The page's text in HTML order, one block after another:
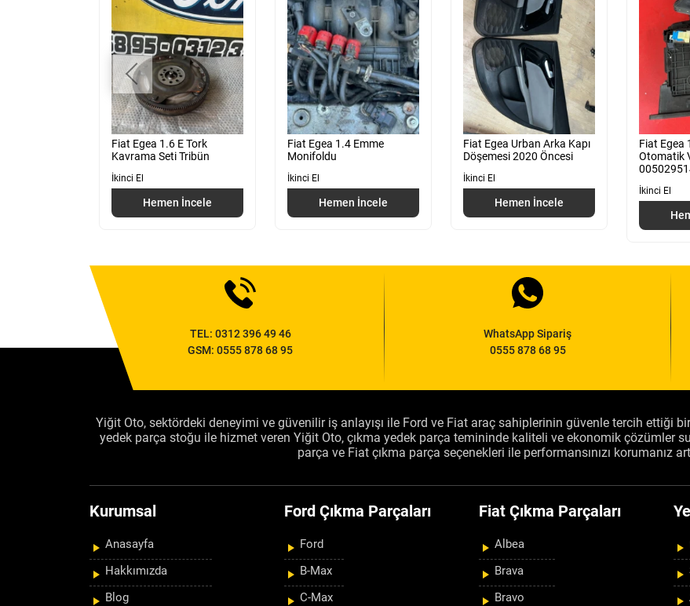
Fiat Egea 1.6 E Tork
Kavrama Seti Tribün
İkinci El
Hemen İncele
Fiat Egea 1.4 Emme
Monifoldu
İkinci El
Hemen İncele
Fiat Egea Urban Arka Kapı
Döşemesi 2020 Öncesi
İkinci El
Hemen İncele
Fiat Egea
Otomatik
İkinci El
TEL: 0312 396 49 46
GSM:0555 878 68 95
WhatsApp Sipariş
0555 878 68 95
Yiğit Oto, sektördeki deneyimi ve güvenilir iş anlayışı ile Ford ve Fiat araç sahiplerinin güvenle tercih ettiği
yedek parça stoğu ile hizmet veren Yiğit Oto, çıkma yedek parça temininde kaliteli ve ekonomik çözümler
parça ve Fiat çıkma parça seçenekleri ile performansınızı korumanız
Kurumsal
Anasayfa
Hakkımızda
Blog
Ford Çıkma Parçaları
Ford
B-Max
C-Max
Fiat Çıkma Parçaları
Albea
Brava
Bravo